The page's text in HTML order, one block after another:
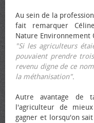
Au sein de la
fait remarquer
Nature Environnement
"Si les agriculteurs
pouvaient prendre
revenu digne de ce
la méthanisation".
Autre avantage de
l'agriculteur de
gagner et lorsqu'on